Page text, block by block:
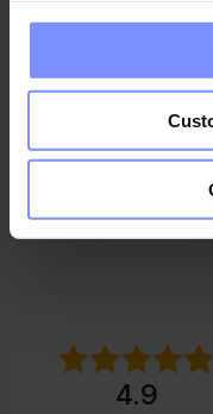
information you have
collected when you
Hersteller
4.9